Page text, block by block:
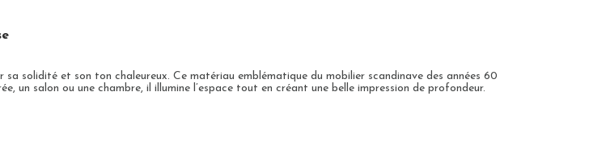
sa solidité et son ton chaleureux. Ce matériau emblématique du mobilier scandinave des années 60
un salon ou une chambre, il illumine l’espace tout en créant une belle impression de profondeur.